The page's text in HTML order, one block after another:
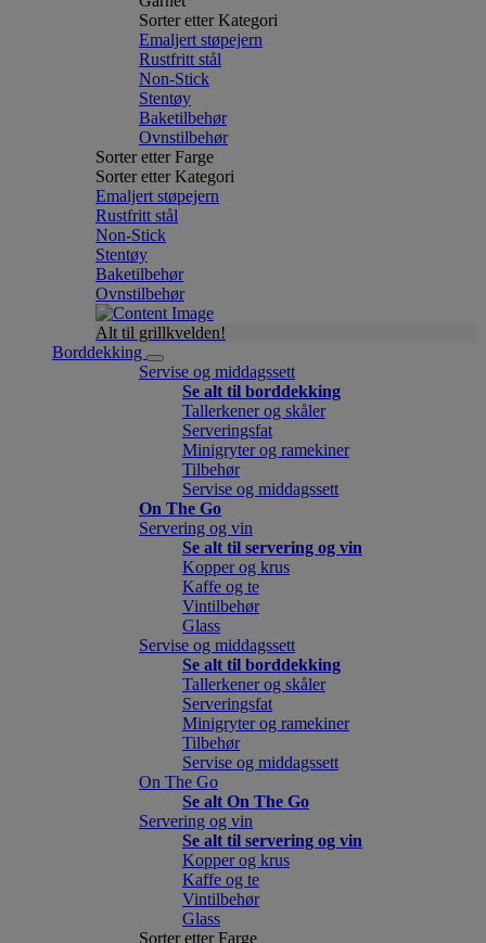
Sorter etter Kategori
Emaljert støpejern
Rustfritt stål
Non-Stick
Stentøy
Baketilbehør
Ovnstilbehør
Sorter etter Farge
Sorter etter Kategori
Emaljert støpejern
Rustfritt stål
Non-Stick
Stentøy
Baketilbehør
Ovnstilbehør
Alt til grillkvelden!
Borddekking
Servise og middagssett
Se alt til borddekking
Tallerkener og skåler
Serveringsfat
Minigryter og ramekiner
Tilbehør
Servise og middagssett
On The Go
Servering og vin
Se alt til servering og vin
Kopper og krus
Kaffe og te
Vintilbehør
Glass
Servise og middagssett
Se alt til borddekking
Tallerkener og skåler
Serveringsfat
Minigryter og ramekiner
Tilbehør
Servise og middagssett
On The Go
Se alt On The Go
Servering og vin
Se alt til servering og vin
Kopper og krus
Kaffe og te
Vintilbehør
Glass
Sorter etter Farge